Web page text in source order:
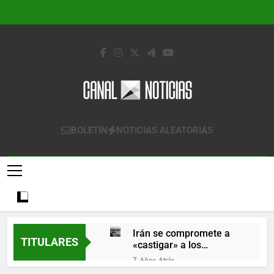
Canal Noticias
Canal Noticias
BOLETÍN NOTICIAS ALEATORIAS
TITULARES
Irán se compromete a
«castigar» a los
responsables de
derribar un avión
7 Años Atrás